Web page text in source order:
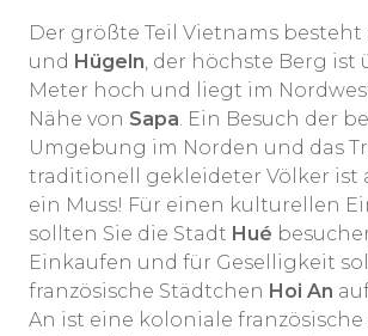
Der größte Teil Vietnams besteht
und Hügeln, der höchste Berg ist
Meter hoch und liegt im
Nähe von Sapa. Ein Besuch der
Umgebung im Norden und das
traditionell gekleideter Völker ist
ein Muss! Für einen kulturellen
sollten Sie die Stadt Hué
Einkaufen und für Geselligkeit
französische Städtchen Hoi An
An ist eine koloniale französische